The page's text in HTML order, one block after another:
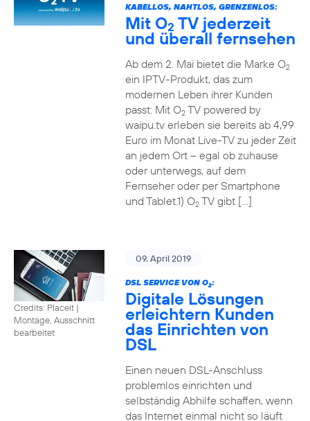
KABELLOS, NAHTLOS, GRENZENLOS:
Mit O2 TV jederzeit
und überall fernsehen
Ab dem 2. Mai bietet die Marke O2
ein IPTV-Produkt, das zum
modernen Leben ihrer Kunden
passt: Mit O2TV powered by
waipu.tv erleben sie bereits ab 4,99
Euro im Monat Live-TV zu jeder Zeit
an jedem Ort – egal ob zuhause
oder unterwegs, auf dem
Fernseher oder per Smartphone
und Tablet.1) O2TV gibt […]
Credits: Placeit |
Montage, Ausschnitt
bearbeitet
09. April 2019
DSL SERVICE VON O2:
Digitale Lösungen
erleichtern Kunden
das Einrichten von
DSL
Einen neuen DSL-Anschluss
problemlos einrichten und
selbständig Abhilfe schaffen, wenn
das Internet einmal nicht so läuft